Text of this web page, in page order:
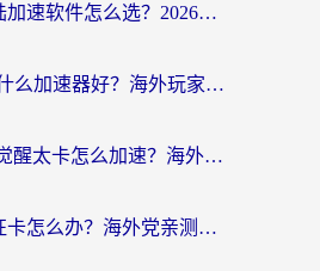
国外玩第九大陆加速软件怎么选？2026终极指南帮你告别延迟卡顿
国外玩BanG用什么加速器好？海外玩家亲测的国服游戏加速终极方案
哈利波特·魔法觉醒太卡怎么加速？海外党亲测有效的国服游戏加速指南
美国玩剑与远征卡怎么办？海外党亲测有效的国服游戏加速指南